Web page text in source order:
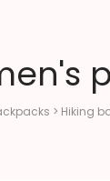
> Hiking